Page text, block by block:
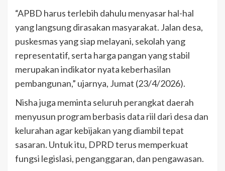
“APBD harus terlebih dahulu menyasar hal-hal
yang langsung dirasakan masyarakat. Jalan desa,
puskesmas yang siap melayani, sekolah yang
representatif, serta harga pangan yang stabil
merupakan indikator nyata keberhasilan
pembangunan,” ujarnya, Jumat (23/4/2026).
Nisha juga meminta seluruh perangkat daerah
menyusun program berbasis data riil dari desa dan
kelurahan agar kebijakan yang diambil tepat
sasaran. Untuk itu, DPRD terus memperkuat
fungsi legislasi, penganggaran, dan pengawasan.